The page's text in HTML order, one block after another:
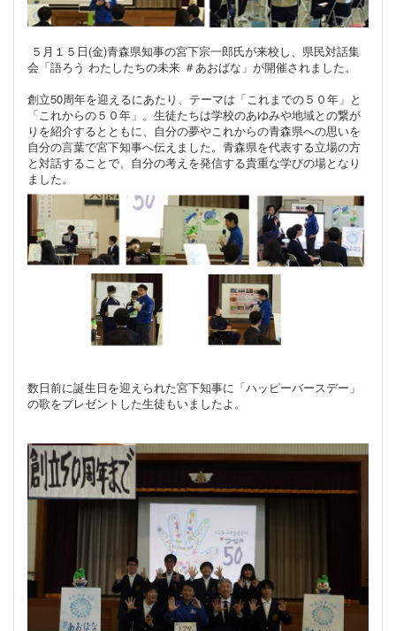
５月１５日(金)青森県知事の宮下宗一郎氏が来校し、県民対話集
会「語ろう わたしたちの未来 ＃あおばな」が開催されました。
創立50周年を迎えるにあたり、テーマは「これまでの５０年」と
「これからの５０年」。生徒たちは学校のあゆみや地域との繋が
りを紹介するとともに、自分の夢やこれからの青森県への思いを
自分の言葉で宮下知事へ伝えました。青森県を代表する立場の方
と対話することで、自分の考えを発信する貴重な学びの場となり
ました。
数日前に誕生日を迎えられた宮下知事に「ハッピーバースデー」
の歌をプレゼントした生徒もいましたよ。